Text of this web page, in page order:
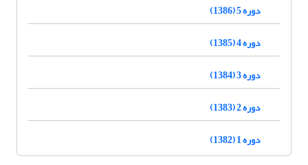
دوره 5 (1386)
دوره 4 (1385)
دوره 3 (1384)
دوره 2 (1383)
دوره 1 (1382)